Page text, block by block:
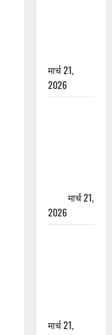
मार्च 21,
2026
मार्च 21,
2026
मार्च 21,